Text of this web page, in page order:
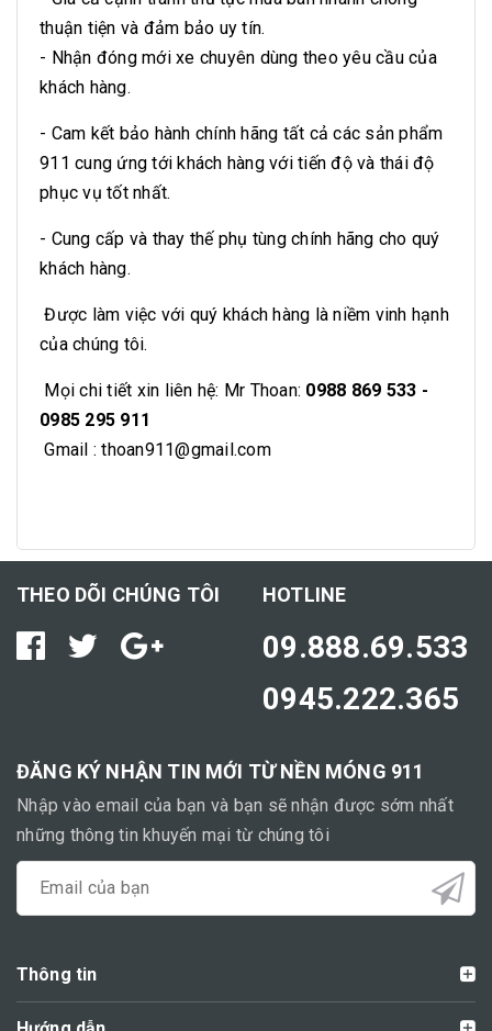
thuận tiện và đảm bảo uy tín.
- Nhận đóng mới xe chuyên dùng theo yêu cầu của
khách hàng.
- Cam kết bảo hành chính hãng tất cả các sản phẩm
911 cung ứng tới khách hàng với tiến độ và thái độ
phục vụ tốt nhất.
- Cung cấp và thay thế phụ tùng chính hãng cho quý
khách hàng.
Được làm việc với quý khách hàng là niềm vinh hạnh
của chúng tôi.
Mọi chi tiết xin liên hệ: Mr Thoan: 0988 869 533 -
0985 295 911
Gmail :thoan911@gmail.com
THEO DÕI CHÚNG TÔI HOTLINE
09.888.69.533
0945.222.365
ĐĂNG KÝ NHẬN TIN MỚI TỪ NỀN MÓNG 911
Nhập vào email của bạn và bạn sẽ nhận được sớm nhất
những thông tin khuyến mại từ chúng tôi
Thông tin